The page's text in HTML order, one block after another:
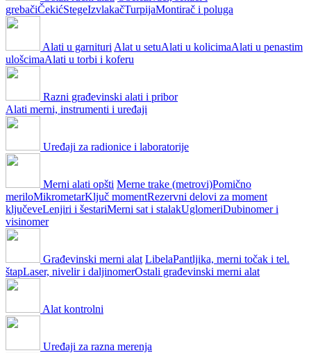
grebačiČekićStegeIzvlakačTurpijaMontirač i poluga
Alati u garnituri Alat u setuAlati u kolicimaAlati u penastim
ulošcimaAlati u torbi i koferu
Razni građevinski alati i pribor
Alati merni, instrumenti i uređaji
Uređaji za radionice i laboratorije
Merni alati opšti Merne trake (metrovi)Pomično
meriloMikrometarKljuč momentRezervni delovi za moment
ključeveLenjiri i šestariMerni sat i stalakUglomeriDubinomer i
visinomer
Građevinski merni alat LibelaPantljika, merni točak i tel.
štapLaser, nivelir i daljinomerOstali građevinski merni alat
Alat kontrolni
Uređaji za razna merenja